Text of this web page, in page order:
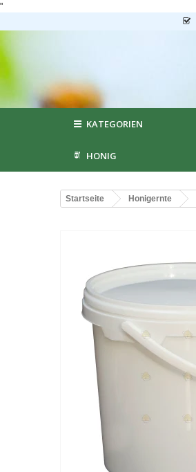
"
KATEGORIEN
HONIG
Startseite Honigernte